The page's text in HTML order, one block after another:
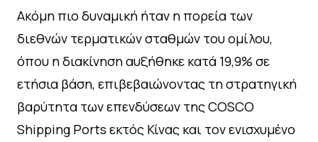
Ακόμη πιο δυναμική ήταν η πορεία των
διεθνών τερματικών σταθμών του ομίλου,
όπου η διακίνηση αυξήθηκε κατά 19,9% σε
ετήσια βάση, επιβεβαιώνοντας τη στρατηγική
βαρύτητα των επενδύσεων της COSCO
Shipping Ports εκτός Κίνας και τον ενισχυμένο